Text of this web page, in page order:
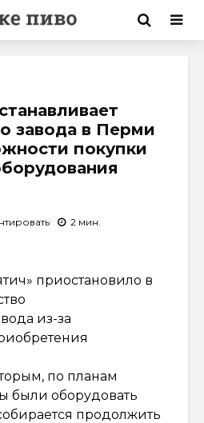
завода в Перми
покупки
2 мин.
приостановило в
из-за
по планам
были оборудовать
продолжить